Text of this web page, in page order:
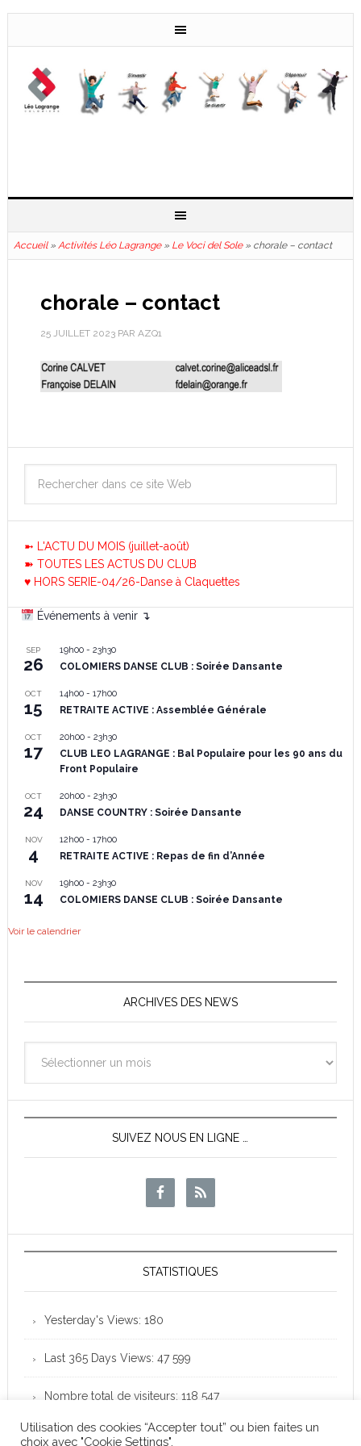
Accueil» Activités Léo Lagrange» Le Voci del Sole» chorale – contact
chorale – contact
25 JUILLET 2023PAR AZQ1
➼ L'ACTU DU MOIS (juillet-août)
➽ TOUTES LES ACTUS DU CLUB
♥ HORS SERIE-04/26-Danse à Claquettes
Événements à venir ↴
SEP
26
19h00- 23h30
COLOMIERS DANSE CLUB : Soirée Dansante
OCT
15
14h00- 17h00
RETRAITE ACTIVE : Assemblée Générale
OCT
17
20h00- 23h30
CLUB LEO LAGRANGE : Bal Populaire pour les 90 ans du
Front Populaire
OCT
24
20h00- 23h30
DANSE COUNTRY : Soirée Dansante
NOV
4
12h00- 17h00
RETRAITE ACTIVE : Repas de fin d’Année
NOV
14
19h00- 23h30
COLOMIERS DANSE CLUB : Soirée Dansante
Voir le calendrier
ARCHIVES DES NEWS
des
News
SUIVEZ NOUS EN LIGNE …
STATISTIQUES
Yesterday's Views: 180
Last 365 Days Views: 47 599
Nombre total de visiteurs: 118 547
Utilisation des cookies “Accepter tout” ou bien faites un
choix avec "Cookie Settings".